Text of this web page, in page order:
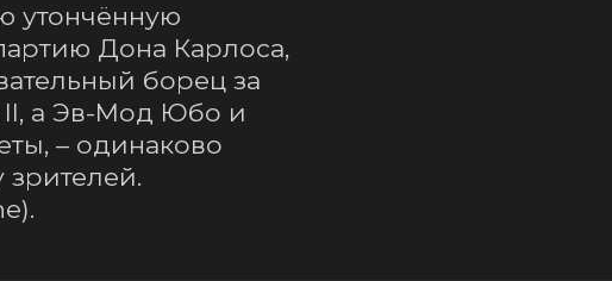
утончённую
Дона Карлоса,
борец за
II, а Эв-Мод Юбо и
– одинаково